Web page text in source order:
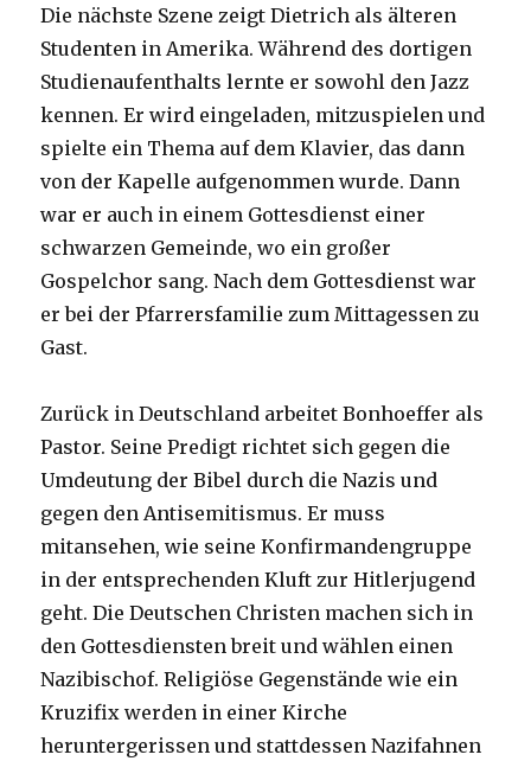
Die nächste Szene zeigt Dietrich als älteren
Studenten in Amerika. Während des dortigen
Studienaufenthalts lernte er sowohl den Jazz
kennen. Er wird eingeladen, mitzuspielen und
spielte ein Thema auf dem Klavier, das dann
von der Kapelle aufgenommen wurde. Dann
war er auch in einem Gottesdienst einer
schwarzen Gemeinde, wo ein großer
Gospelchor sang. Nach dem Gottesdienst war
er bei der Pfarrersfamilie zum Mittagessen zu
Gast.
Zurück in Deutschland arbeitet Bonhoeffer als
Pastor. Seine Predigt richtet sich gegen die
Umdeutung der Bibel durch die Nazis und
gegen den Antisemitismus. Er muss
mitansehen, wie seine Konfirmandengruppe
in der entsprechenden Kluft zur Hitlerjugend
geht. Die Deutschen Christen machen sich in
den Gottesdiensten breit und wählen einen
Nazibischof. Religiöse Gegenstände wie ein
Kruzifix werden in einer Kirche
heruntergerissen und stattdessen Nazifahnen